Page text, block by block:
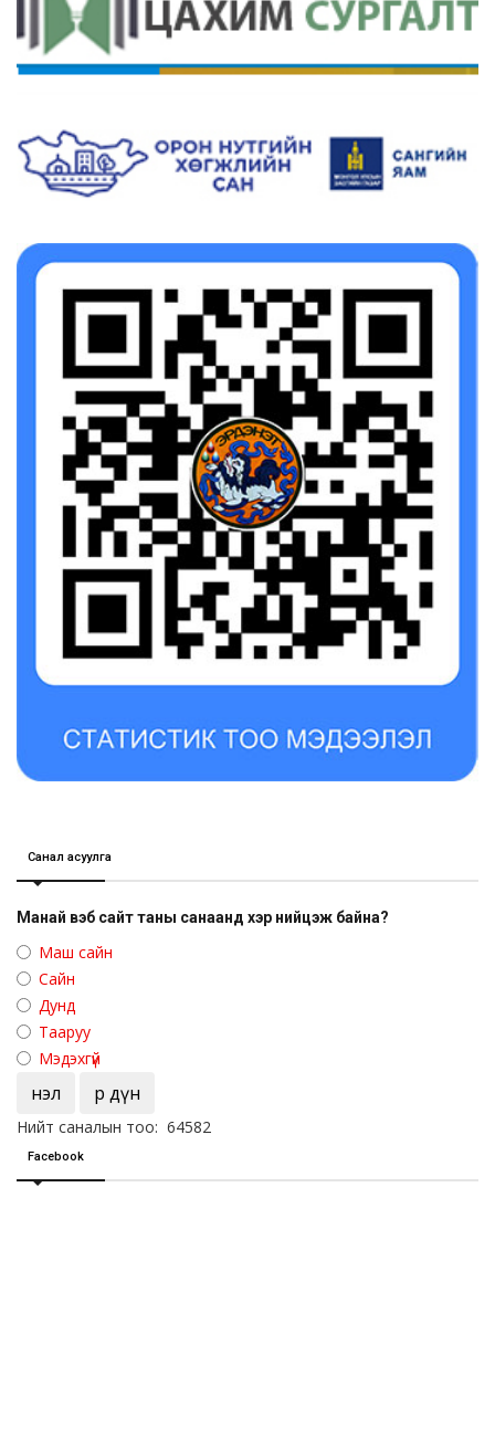
Санал асуулга
Манай вэб сайт таны санаанд хэр нийцэж байна?
Маш сайн
Сайн
Дунд
Тааруу
Мэдэхгүй
Үнэл Үр дүн
Нийт саналын тоо: 64582
Facebook